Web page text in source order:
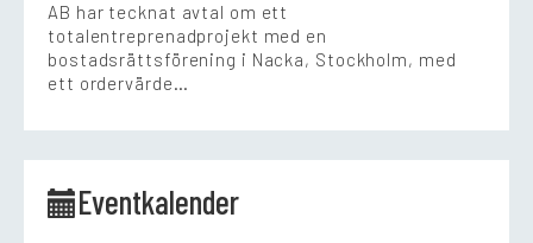
AB har tecknat avtal om ett
totalentreprenadprojekt med en
bostadsrättsförening i Nacka, Stockholm, med
ett ordervärde…
Eventkalender